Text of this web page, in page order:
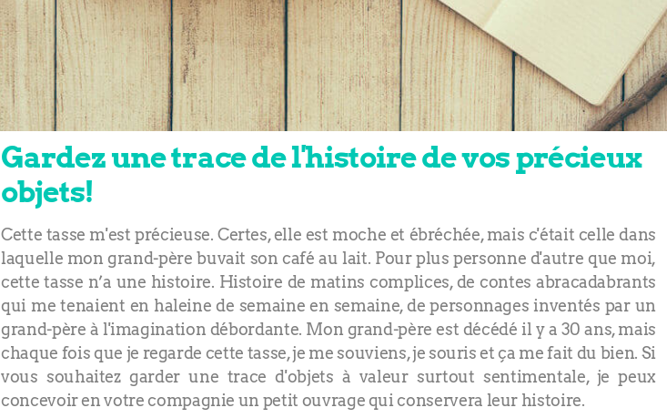
Gardez une trace de l'histoire de vos précieux
objets!
Cette tasse m'est précieuse. Certes, elle est moche et ébréchée, mais c'était celle dans
laquelle mon grand-père buvait son café au lait. Pour plus personne d'autre que moi,
cette tasse n’a une histoire. Histoire de matins complices, de contes abracadabrants
qui me tenaient en haleine de semaine en semaine, de personnages inventés par un
grand-père à l'imagination débordante. Mon grand-père est décédé il y a 30 ans, mais
chaque fois que je regarde cette tasse, je me souviens, je souris et ça me fait du bien. Si
vous souhaitez garder une trace d'objets à valeur surtout sentimentale, je peux
concevoir en votre compagnie un petit ouvrage qui conservera leur histoire.